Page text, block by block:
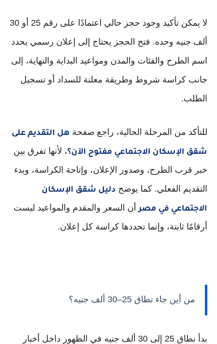
لا يمكن تأكيد وجود حجز حالي اعتمادًا على رقم 25 أو 30
ألف جنيه وحده. فتح الحجز يحتاج إلى إعلان رسمي يحدد
اسم الطرح والفئات والمدن ومواعيد البداية والنهاية، إلى
جانب كراسة شروط وطريقة معلنة للسداد أو تسجيل
الطلب.
للتأكد من المرحلة الحالية، راجع صفحة هل التقديم على
شقق الإسكان الاجتماعي مفتوح الآن؟، لأنها تفرق بين
خبر قرب الطرح، وصدور الإعلان، وإتاحة الكراسة، وبدء
التقديم الفعلي. كما يوضح دليل شقق الإسكان
الاجتماعي في مصر أن السعر والمقدم والمواعيد ليست
أرقامًا ثابتة، وإنما تحددها كراسة كل إعلان.
من أين جاء نطاق 25–30 ألف جنيه؟
بدأ نطاق 25 إلى 30 ألف جنيه في الظهور داخل أخبار